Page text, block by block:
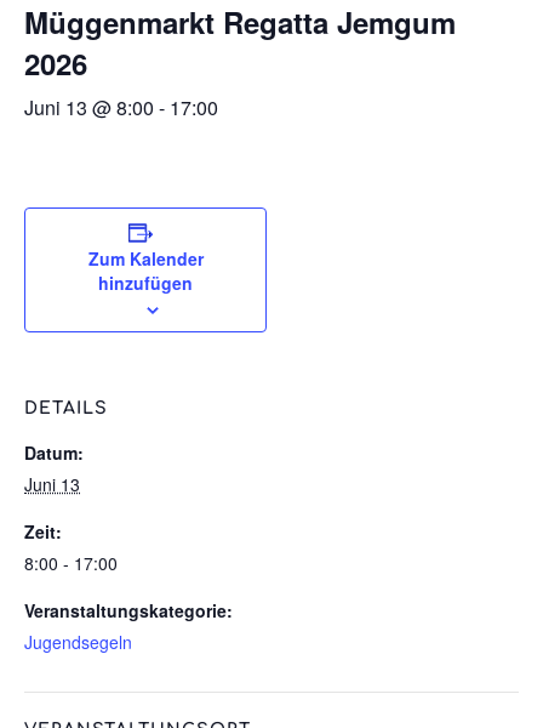
Müggenmarkt Regatta Jemgum
2026
Juni 13 @ 8:00 - 17:00
Zum Kalender
hinzufügen
DETAILS
Datum:
Juni 13
Zeit:
8:00 - 17:00
Veranstaltungskategorie:
Jugendsegeln